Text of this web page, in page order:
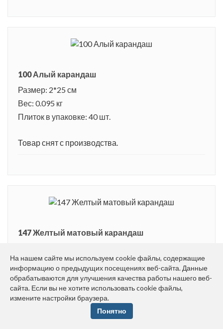
100 Алый карандаш
Размер: 2*25 см
Вес: 0.095 кг
Плиток в упаковке: 40 шт.
Товар снят с производства.
147 Желтый матовый карандаш
Вес: 0.05 кг
Плиток в упаковке: 40 шт.
79.20 руб.
шт.
На нашем сайте мы используем cookie файлы, содержащие
информацию о предыдущих посещениях веб-сайта. Данные
обрабатываются для улучшения качества работы нашего веб-
сайта. Если вы не хотите использовать cookie файлы,
измените настройки браузера.
Понятно